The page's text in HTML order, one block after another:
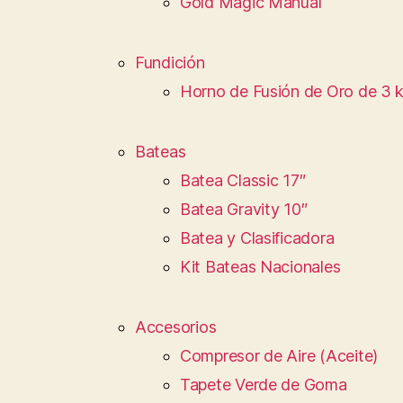
Fundición
Horno de Fusión de Oro de 3
Bateas
Batea Classic 17″
Batea Gravity 10″
Batea y Clasificadora
Kit Bateas Nacionales
Accesorios
Compresor de Aire (Aceite)
Tapete Verde de Goma